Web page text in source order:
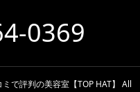
0369
で評判の美容室【TOP HAT】 All